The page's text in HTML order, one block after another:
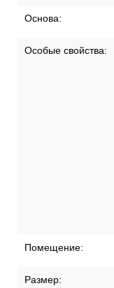
Основа:
Особые свойства:
Помещение:
Размер: